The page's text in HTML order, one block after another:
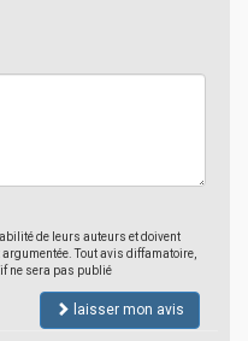
de leurs auteurs et doivent
Tout avis diffamatoire,
ne sera pas publié
laisser mon avis